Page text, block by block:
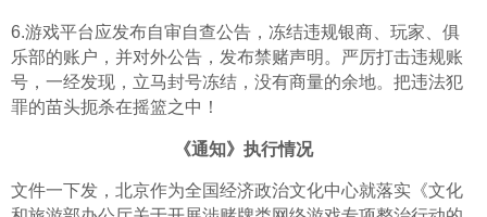
6.游戏平台应发布自审自查公告，冻结违规银商、玩家、俱
乐部的账户，并对外公告，发布禁赌声明。严厉打击违规账
号，一经发现，立马封号冻结，没有商量的余地。把违法犯
罪的苗头扼杀在摇篮之中！
《通知》执行情况
文件一下发，北京作为全国经济政治文化中心就落实《文化